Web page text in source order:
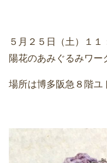
５月２５日（土）１
陽花のあみぐるみワー
場所は博多阪急８階ユ